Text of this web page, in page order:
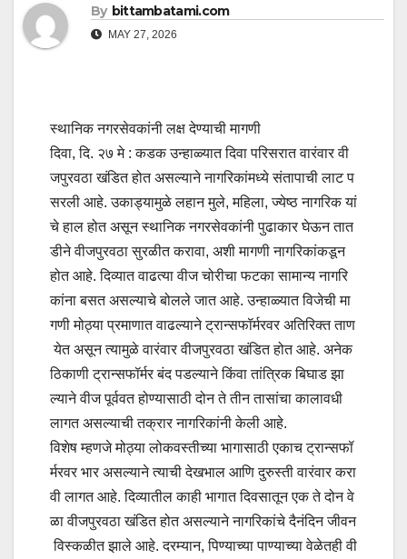
By bittambatami.com
MAY 27, 2026
स्थानिक नगरसेवकांनी लक्ष देण्याची मागणी
दिवा, दि. २७ मे : कडक उन्हाळ्यात दिवा परिसरात वारंवार वी
जपुरवठा खंडित होत असल्याने नागरिकांमध्ये संतापाची लाट प
सरली आहे. उकाड्यामुळे लहान मुले, महिला, ज्येष्ठ नागरिक यां
चे हाल होत असून स्थानिक नगरसेवकांनी पुढाकार घेऊन तात
डीने वीजपुरवठा सुरळीत करावा, अशी मागणी नागरिकांकडून
होत आहे. दिव्यात वाढत्या वीज चोरीचा फटका सामान्य नागरि
कांना बसत असल्याचे बोलले जात आहे. उन्हाळ्यात विजेची मा
गणी मोठ्या प्रमाणात वाढल्याने ट्रान्सफॉर्मरवर अतिरिक्त ताण
येत असून त्यामुळे वारंवार वीजपुरवठा खंडित होत आहे. अनेक
ठिकाणी ट्रान्सफॉर्मर बंद पडल्याने किंवा तांत्रिक बिघाड झा
ल्याने वीज पूर्ववत होण्यासाठी दोन ते तीन तासांचा कालावधी
लागत असल्याची तक्रार नागरिकांनी केली आहे.
विशेष म्हणजे मोठ्या लोकवस्तीच्या भागासाठी एकाच ट्रान्सफॉ
र्मरवर भार असल्याने त्याची देखभाल आणि दुरुस्ती वारंवार करा
वी लागत आहे. दिव्यातील काही भागात दिवसातून एक ते दोन वे
ळा वीजपुरवठा खंडित होत असल्याने नागरिकांचे दैनंदिन जीवन
विस्कळीत झाले आहे. दरम्यान, पिण्याच्या पाण्याच्या वेळेतही वी